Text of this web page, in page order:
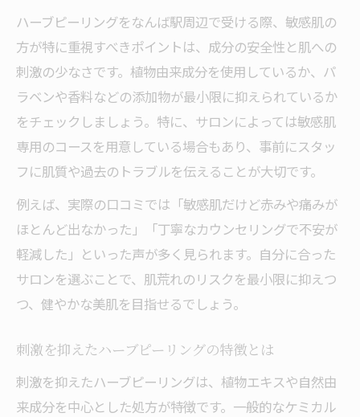
ハーブピーリングをなんば駅周辺で受ける際、敏感肌の
方が特に重視すべきポイントは、成分の安全性と肌への
刺激の少なさです。植物由来成分を使用しているか、パ
ラベンや香料などの添加物が最小限に抑えられているか
をチェックしましょう。特に、サロンによっては敏感肌
専用のコースを用意している場合もあり、事前にスタッ
フに肌質や過去のトラブルを伝えることが大切です。
例えば、実際の口コミでは「敏感肌だけど赤みや痛みが
ほとんど出なかった」「丁寧なカウンセリングで不安が
軽減した」といった声が多く見られます。自分に合った
サロンを選ぶことで、肌荒れのリスクを最小限に抑えつ
つ、健やかな美肌を目指せるでしょう。
刺激を抑えたハーブピーリングの特徴とは
刺激を抑えたハーブピーリングは、植物エキスや自然由
来成分を中心とした処方が特徴です。一般的なケミカル